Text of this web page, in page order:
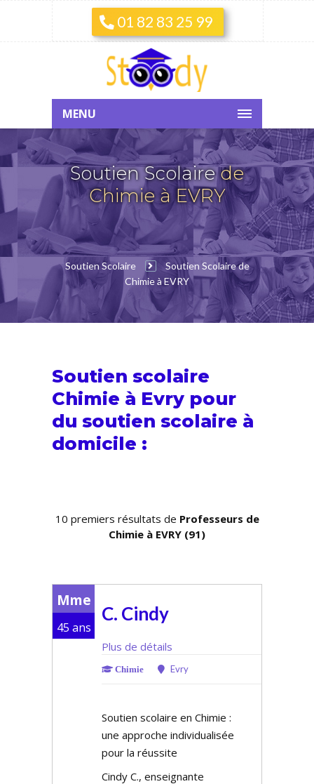
01 82 83 25 99
MENU
Soutien Scolairede
Chimie à EVRY
Soutien Scolaire
Soutien Scolaire de
Chimie à EVRY
Soutien scolaire
Chimie à Evry pour
du soutien scolaire à
domicile :
10 premiers résultats de Professeurs de
Chimie à EVRY (91)
Mme
45 ans
C. Cindy
Plus de détails
Chimie Evry
Soutien scolaire en Chimie :
une approche individualisée
pour la réussite
Cindy C., enseignante